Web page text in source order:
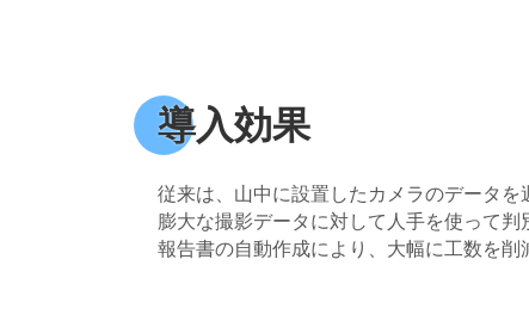
導入効果
従来は、山中に設置したカメラのデータ
膨大な撮影データに対して人手を使って
報告書の自動作成により、大幅に工数を削